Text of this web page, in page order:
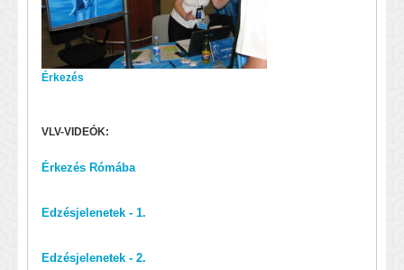
Érkezés
VLV-VIDEÓK:
Érkezés Rómába
Edzésjelenetek - 1.
Edzésjelenetek - 2.